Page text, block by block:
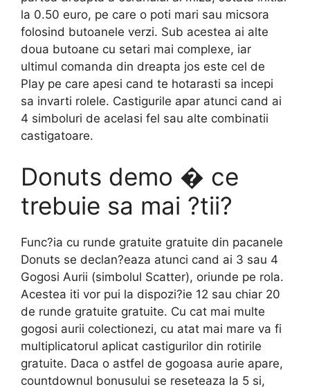
la 0.50 euro, pe care o poti mari sau micsora
folosind butoanele verzi. Sub acestea ai alte
doua butoane cu setari mai complexe, iar
ultimul comanda din dreapta jos este cel de
Play pe care apesi cand te hotarasti sa incepi
sa invarti rolele. Castigurile apar atunci cand ai
4 simboluri de acelasi fel sau alte combinatii
castigatoare.
Donuts demo � ce
trebuie sa mai ?tii?
Func?ia cu runde gratuite gratuite din pacanele
Donuts se declan?eaza atunci cand ai 3 sau 4
Gogosi Aurii (simbolul Scatter), oriunde pe rola.
Acestea iti vor pui la dispozi?ie 12 sau chiar 20
de runde gratuite gratuite. Cu cat mai multe
gogosi aurii colectionezi, cu atat mai mare va fi
multiplicatorul aplicat castigurilor din rotirile
gratuite. Daca o astfel de gogoasa aurie apare,
countdownul bonusului se reseteaza la 5 si,